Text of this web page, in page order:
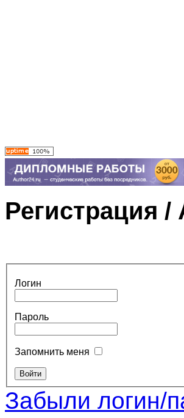
Регистрация /
Логин
Пароль
Запомнить меня
Забыли логин/